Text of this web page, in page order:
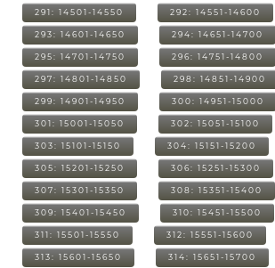
291: 14501-14550 292: 14551-14600
293: 14601-14650 294: 14651-14700
295: 14701-14750 296: 14751-14800
297: 14801-14850 298: 14851-14900
299: 14901-14950 300: 14951-15000
301: 15001-15050 302: 15051-15100
303: 15101-15150 304: 15151-15200
305: 15201-15250 306: 15251-15300
307: 15301-15350 308: 15351-15400
309: 15401-15450 310: 15451-15500
311: 15501-15550 312: 15551-15600
313: 15601-15650 314: 15651-15700